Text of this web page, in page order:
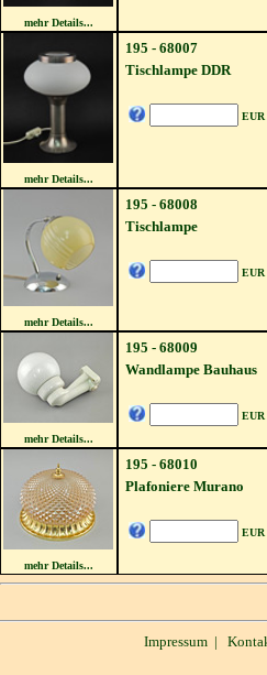
mehr Details...
mehr Details...
195 - 68007
Tischlampe DDR
EUR
mehr Details...
195 - 68008
Tischlampe
EUR
mehr Details...
195 - 68009
Wandlampe Bauhaus
EUR
mehr Details...
195 - 68010
Plafoniere Murano
EUR
Impressum|